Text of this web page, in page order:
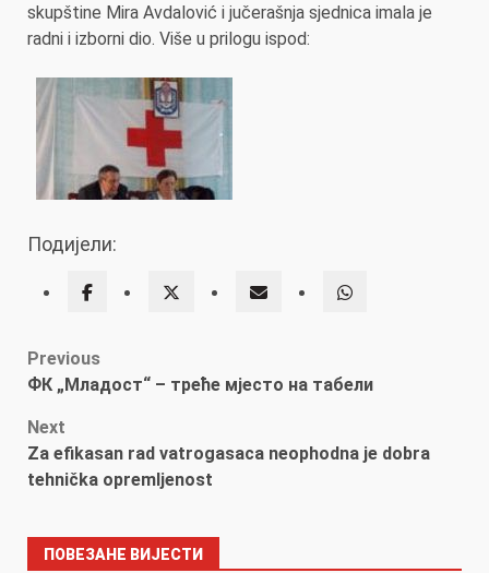
skupštine Mira Avdalović i jučerašnja sjednica imala je
radni i izborni dio. Više u prilogu ispod:
Подијели:
Post
Previous
ФК „Младост“ – треће мјесто на табели
Next
Za efikasan rad vatrogasaca neophodna je dobra
tehnička opremljenost
ПОВЕЗАНЕ ВИЈЕСТИ